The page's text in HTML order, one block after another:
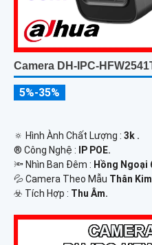
Camera DH-IPC-
5%-35%
🔅 Hình Ành Chất Lượng : 3k .
®️ Công Nghệ :
IP POE.
🔦 Nhìn Ban Đêm : Hồng Ngoại
💦 Camera Theo Mẫu Thân
️☣️ Tích Hợp : Thu Âm.